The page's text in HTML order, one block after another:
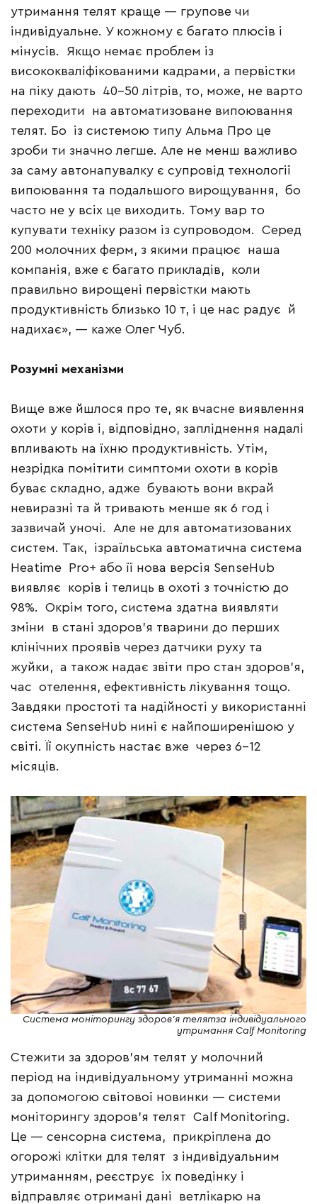
утримання телят краще — групове чи
індивідуальне. У кожному є багато плюсів і
мінусів. Якщо немає проблем із
висококваліфікованими кадрами, а первістки
на піку дають 40–50 літрів, то, може, не варто
переходити на автоматизоване випоювання
телят. Бо із системою типу Альма Про це
зроби ти значно легше. Але не менш важливо
за саму автонапувалку є супровід технології
випоювання та подальшого вирощування, бо
часто не у всіх це виходить. Тому вар то
купувати техніку разом із супроводом. Серед
200 молочних ферм, з якими працює наша
компанія, вже є багато прикладів, коли
правильно вирощені первістки мають
продуктивність близько 10 т, і це нас радує й
надихає», — каже Олег Чуб.
Розумні механізми
Вище вже йшлося про те, як вчасне виявлення
охоти у корів і, відповідно, запліднення надалі
впливають на їхню продуктивність. Утім,
незрідка помітити симптоми охоти в корів
буває складно, адже бувають вони вкрай
невиразні та й тривають менше як 6 год і
зазвичай уночі. Але не для автоматизованих
систем. Так, ізраїльська автоматична система
Heatime Pro+ або її нова версія SenseHub
виявляє корів і телиць в охоті з точністю до
98%. Окрім того, система здатна виявляти
зміни в стані здоров’я тварини до перших
клінічних проявів через датчики руху та
жуйки, а також надає звіти про стан здоров’я,
час отелення, ефективність лікування тощо.
Завдяки простоті та надійності у використанні
система SenseHub нині є найпоширенішою у
світі. Її окупність настає вже через 6–12
місяців.
Система моніторингу здоров’я телятза індивідуального
утримання Саlf Monitoring
Стежити за здоров’ям телят у молочний
період на індивідуальному утриманні можна
за допомогою світової новинки — системи
моніторингу здоров’я телят Calf Monitoring.
Це — сенсорна система, прикріплена до
огорожі клітки для телят з індивідуальним
утриманням, реєструє їх поведінку і
відправляє отримані дані ветлікарю на